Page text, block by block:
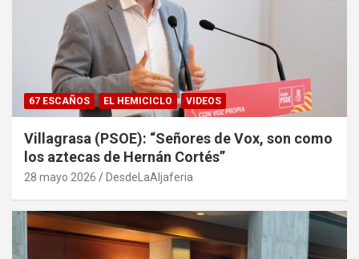
67 ESCAÑOS EL HEMICICLO VIDEOS
Villagrasa (PSOE): “Señores de Vox, son como
los aztecas de Hernán Cortés”
28 mayo 2026 DesdeLaAljaferia